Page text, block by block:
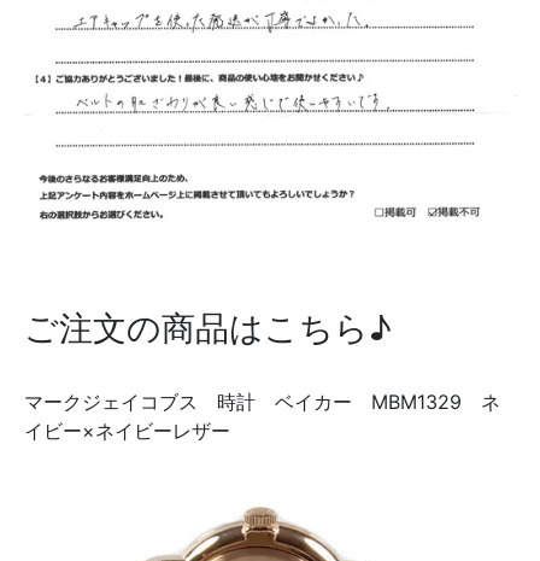
ご注文の商品はこちら♪
マークジェイコブス 時計 ベイカー MBM1329 ネ
イビー×ネイビーレザー